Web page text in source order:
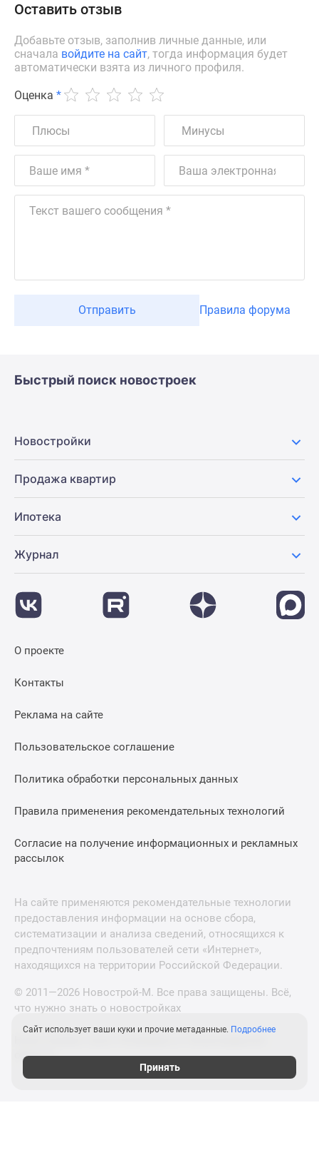
Оставить отзыв
Добавьте отзыв, заполнив личные данные, или
сначала войдите на сайт, тогда информация будет
автоматически взята из личного профиля.
Оценка *
Отправить Правила форума
Быстрый поиск новостроек
Новостройки
Продажа квартир
Ипотека
Журнал
О проекте
Контакты
Реклама на сайте
Пользовательское соглашение
Политика обработки персональных данных
Правила применения рекомендательных технологий
Согласие на получение информационных и рекламных
рассылок
На сайте применяются рекомендательные технологии
предоставления информации на основе сбора,
систематизации и анализа сведений, относящихся к
предпочтениям пользователей сети «Интернет»,
находящихся на территории Российской Федерации.
© 2011—2026 Новострой-М. Все права защищены. Всё,
что нужно знать о новостройках
области
Сайт использует ваши куки и прочие метаданные. Подробнее
Принять